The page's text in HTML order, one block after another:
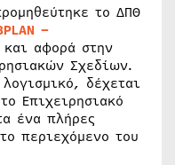
το ΔΠΘ
–
και αφορά στην
Σχεδίων.
δέχεται
Επιχειρησιακό
ένα πλήρες
περιεχόμενο του